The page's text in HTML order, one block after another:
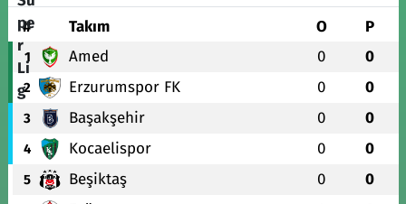
# Takım O P
1 Amed 0 0
2 Erzurumspor FK 0 0
3 Başakşehir 0 0
4 Kocaelispor 0 0
5 Beşiktaş 0 0